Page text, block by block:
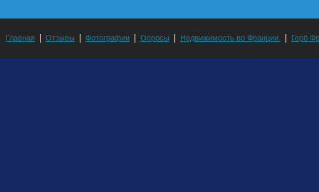
Главная Отзывы Фотографии Опросы Недвижимость во Франции Герб